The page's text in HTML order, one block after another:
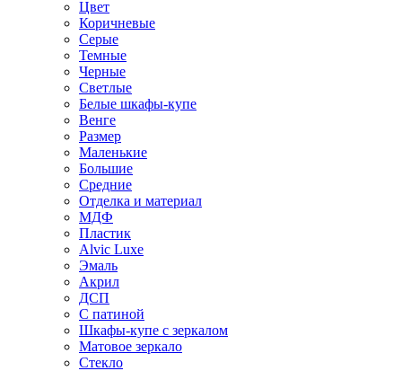
Цвет
Коричневые
Серые
Темные
Черные
Светлые
Белые шкафы-купе
Венге
Размер
Маленькие
Большие
Средние
Отделка и материал
МДФ
Пластик
Alvic Luxe
Эмаль
Акрил
ДСП
С патиной
Шкафы-купе с зеркалом
Матовое зеркало
Стекло